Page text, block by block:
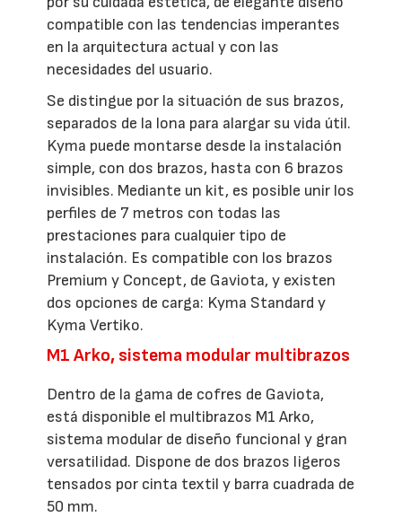
compatible con las tendencias imperantes
en la arquitectura actual y con las
necesidades del usuario.
Se distingue por la situación de sus brazos,
separados de la lona para alargar su vida útil.
Kyma puede montarse desde la instalación
simple, con dos brazos, hasta con 6 brazos
invisibles. Mediante un kit, es posible unir los
perfiles de 7 metros con todas las
prestaciones para cualquier tipo de
instalación. Es compatible con los brazos
Premium y Concept, de Gaviota, y existen
dos opciones de carga: Kyma Standard y
Kyma Vertiko.
M1 Arko, sistema modular multibrazos
Dentro de la gama de cofres de Gaviota,
está disponible el multibrazos M1 Arko,
sistema modular de diseño funcional y gran
versatilidad. Dispone de dos brazos ligeros
tensados por cinta textil y barra cuadrada de
50 mm.